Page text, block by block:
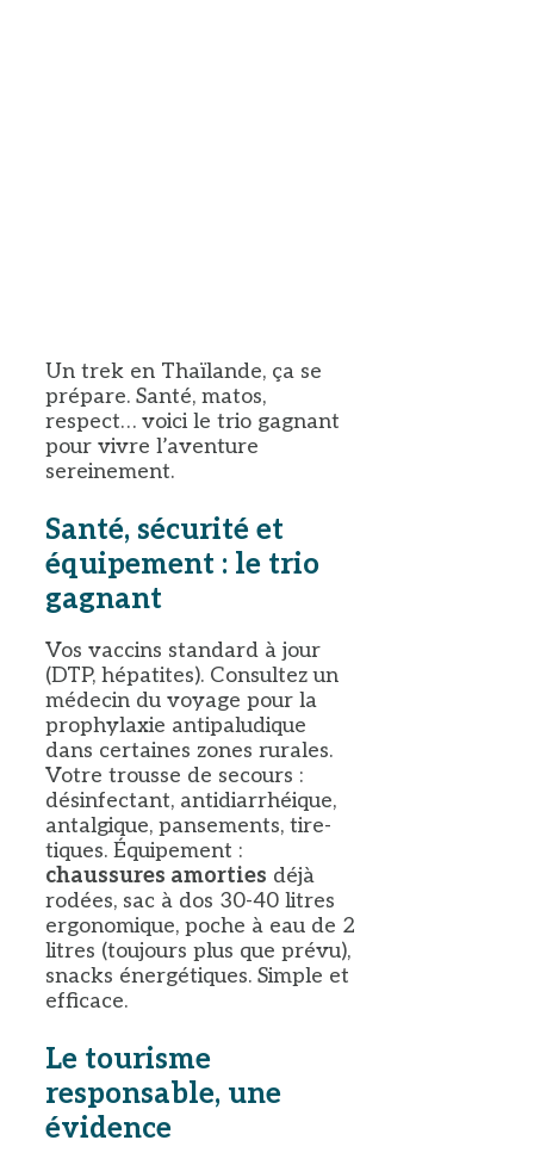
Un trek en Thaïlande, ça se
prépare. Santé, matos,
respect… voici le trio gagnant
pour vivre l’aventure
sereinement.
Santé, sécurité et
équipement : le trio
gagnant
Vos vaccins standard à jour
(DTP, hépatites). Consultez un
médecin du voyage pour la
prophylaxie antipaludique
dans certaines zones rurales.
Votre trousse de secours :
désinfectant, antidiarrhéique,
antalgique, pansements, tire-
tiques. Équipement :
chaussures amorties déjà
rodées, sac à dos 30-40 litres
ergonomique, poche à eau de 2
litres (toujours plus que prévu),
snacks énergétiques. Simple et
efficace.
Le tourisme
responsable, une
évidence